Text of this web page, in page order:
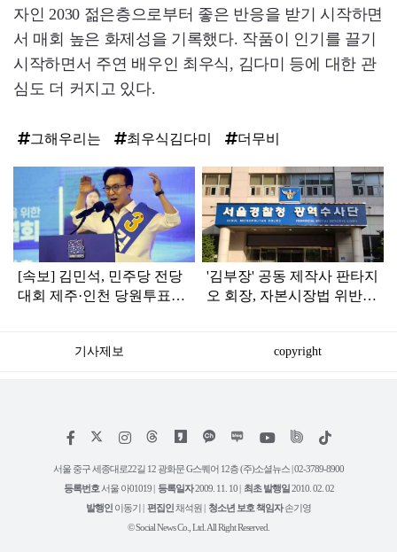
자인 2030 젊은층으로부터 좋은 반응을 받기 시작하면
서 매회 높은 화제성을 기록했다. 작품이 인기를 끌기
시작하면서 주연 배우인 최우식, 김다미 등에 대한 관
심도 더 커지고 있다.
그해우리는 최우식김다미 더무비
인
[속보] 김민석, 민주당 전당
대회 제주·인천 당원투표서
'김부장' 공동 제작사 판타지
오 회장, 자본시장법 위반
기사제보 copyright
페
스
인
타
램
위
트
유
튜
틱
서울 중구 세종대로22길 12 광화문 G스퀘어 12층 (주)소셜뉴스 | 02-3789-8900
등록번호 서울 아01019 | 등록일자2009. 11. 10 | 최초 발행일 2010. 02. 02
발행인 이동기 | 편집인 채석원 | 청소년 보호 책임자손기영
© Social News Co., Ltd. All Right Reserved.